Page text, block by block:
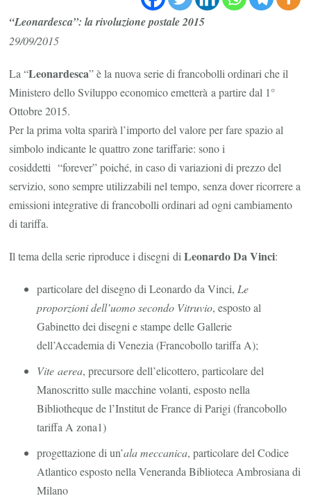
2015
“Leonardesca”: la rivoluzione postale 2015
29/09/2015
La “Leonardesca” è la nuova serie di francobolli ordinari che il
Ministero dello Sviluppo economico emetterà a partire dal 1°
Ottobre 2015.
Per la prima volta sparirà l’importo del valore per fare spazio al
simbolo indicante le quattro zone tariffarie: sono i
cosiddetti “forever” poiché, in caso di variazioni di prezzo del
servizio, sono sempre utilizzabili nel tempo, senza dover ricorrere a
emissioni integrative di francobolli ordinari ad ogni cambiamento
di tariffa.
Il tema della serie riproduce i disegni diLeonardo Da Vinci:
particolare del disegno di Leonardo da Vinci, Le
proporzioni dell’uomo secondo Vitruvio, esposto al
Gabinetto dei disegni e stampe delle Gallerie
dell’Accademia di Venezia (Francobollo tariffa A);
Vite aerea, precursore dell’elicottero, particolare del
Manoscritto sulle macchine volanti, esposto nella
Bibliotheque de l’Institut de France di Parigi (francobollo
tariffa A zona1)
progettazione di un’ala meccanica, particolare del Codice
Atlantico esposto nella Veneranda Biblioteca Ambrosiana di
Milano